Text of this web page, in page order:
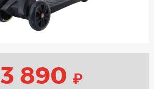
3 890 ₽